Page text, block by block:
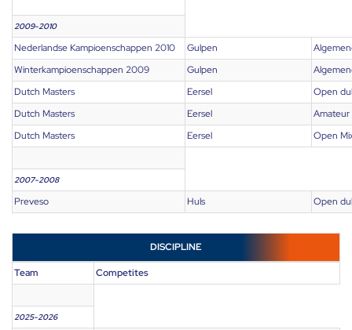
2009-2010
Nederlandse Kampioenschappen 2010 Gulpen
Winterkampioenschappen 2009
Gulpen
Dutch Masters
Eersel
Open
Dutch Masters
Eersel
Dutch Masters
Eersel Open
2007-2008
Preveso Huls Open
DISCIPLINE
Team Competites
2025-2026